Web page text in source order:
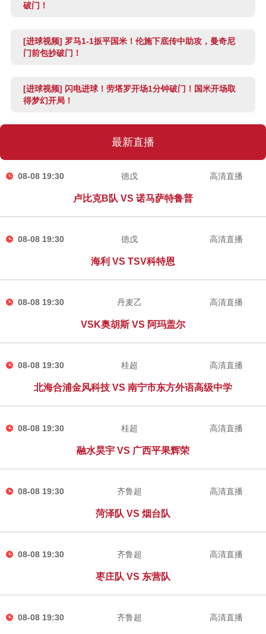
破门！
[进球视频] 罗马1-1扳平国米！伦施下底传中助攻，曼奇尼
门前包抄破门！
[进球视频] 闪电进球！劳塔罗开场1分钟破门！国米开场取
得梦幻开局！
最新直播
08-08 19:30 德戊
卢比克B队 VS 诺马萨特鲁普
高清直播
08-08 19:30 德戊
海利 VS TSV科特恩
高清直播
08-08 19:30 丹麦乙
VSK奥胡斯 VS 阿玛盖尔
高清直播
08-08 19:30 桂超
北海合浦金风科技 VS 南宁市东方外语高级中学
高清直播
08-08 19:30 桂超
融水昊宇 VS 广西平果辉荣
高清直播
08-08 19:30 齐鲁超
菏泽队 VS 烟台队
高清直播
08-08 19:30 齐鲁超
枣庄队 VS 东营队
高清直播
08-08 19:30 齐鲁超 高清直播